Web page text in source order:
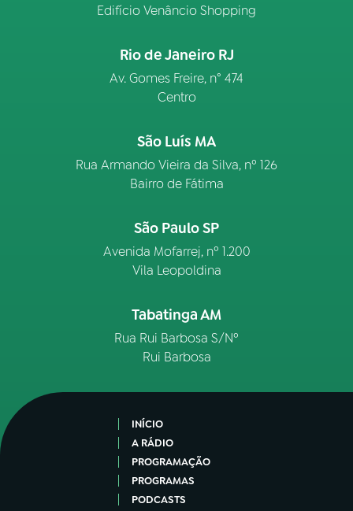
Edifício Venâncio Shopping
Rio de Janeiro RJ
Av. Gomes Freire, n° 474
Centro
São Luís MA
Rua Armando Vieira da Silva, nº 126
Bairro de Fátima
São Paulo SP
Avenida Mofarrej, nº 1.200
Vila Leopoldina
Tabatinga AM
Rua Rui Barbosa S/Nº
Rui Barbosa
INÍCIO
A RÁDIO
PROGRAMAÇÃO
PROGRAMAS
PODCASTS